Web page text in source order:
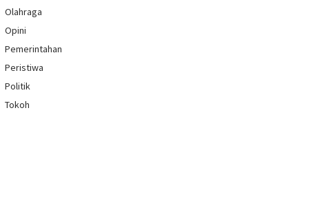
Olahraga
Opini
Pemerintahan
Peristiwa
Politik
Tokoh